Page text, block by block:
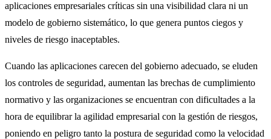
aplicaciones empresariales críticas sin una visibilidad clara ni un
modelo de gobierno sistemático, lo que genera puntos ciegos y
niveles de riesgo inaceptables.
Cuando las aplicaciones carecen del gobierno adecuado, se eluden
los controles de seguridad, aumentan las brechas de cumplimiento
normativo y las organizaciones se encuentran con dificultades a la
hora de equilibrar la agilidad empresarial con la gestión de riesgos,
poniendo en peligro tanto la postura de seguridad como la velocidad